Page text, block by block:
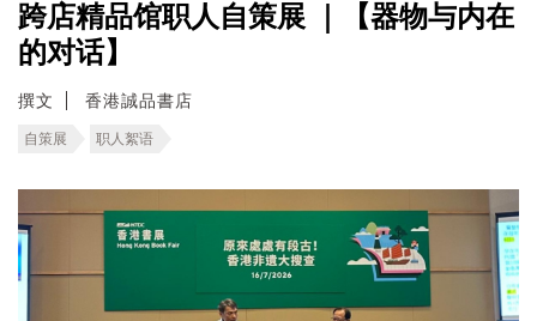
跨店精品馆职人自策展 ｜【器物与内在
的对话】
撰文 香港誠品書店
自策展 职人絮语